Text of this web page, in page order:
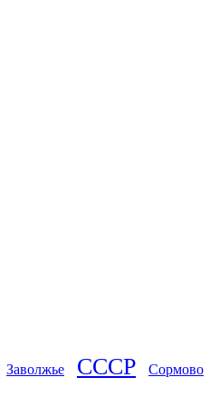
Заволжье СССР Сормово